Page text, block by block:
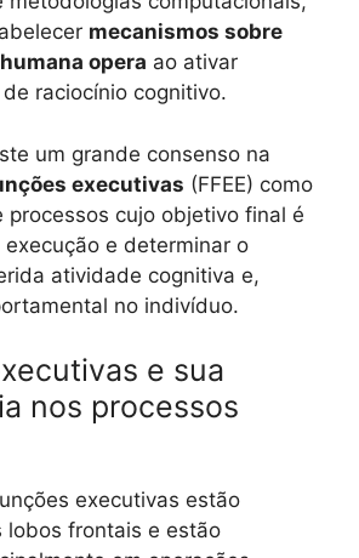
mecanismos sobre
opera ao ativar
raciocínio cognitivo.
um grande consenso na
executivas (FFEE) como
processos cujo objetivo final é
execução e determinar o
atividade cognitiva e,
no indivíduo.
e sua
nos processos
executivas estão
lobos frontais e estão